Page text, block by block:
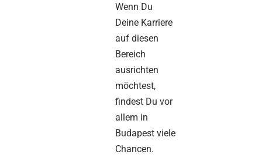
Wenn Du
Deine Karriere
auf diesen
Bereich
ausrichten
möchtest,
findest Du vor
allem in
Budapest viele
Chancen.